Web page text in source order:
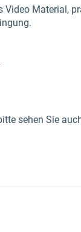
Material,
sehen Sie